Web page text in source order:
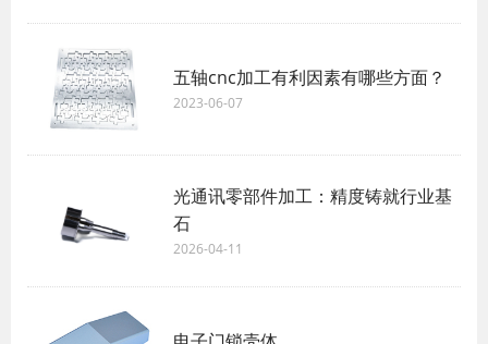
五轴cnc加工有利因素有哪些方面？
2023-06-07
光通讯零部件加工：精度铸就行业基
石
2026-04-11